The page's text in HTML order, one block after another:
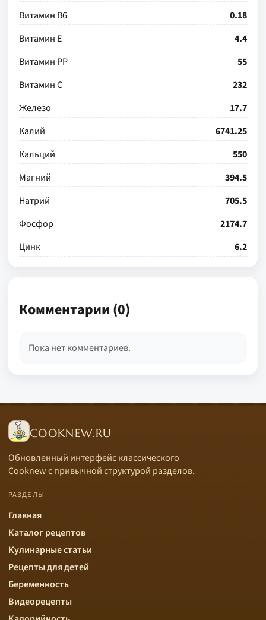
Витамин В6
0.18
Витамин Е
4.4
Витамин РР
55
Витамин С
232
Железо
17.7
Калий
6741.25
Кальций
550
Магний
394.5
Натрий
705.5
Фосфор
2174.7
Цинк
6.2
Комментарии (0)
Пока нет комментариев.
COOKNEW.RU
Обновленный интерфейс классического
Cooknew с привычной структурой разделов.
РАЗДЕЛЫ
Главная
Каталог рецептов
Кулинарные статьи
Рецепты для детей
Беременность
Видеорецепты